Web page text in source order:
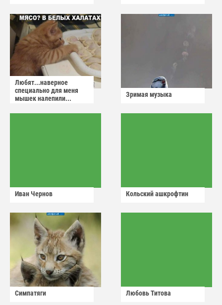
Любят...наверное
специально для меня
мышек налепили...
Зримая музыка
Иван Чернов Кольский ашкрофтин
Симпатяги Любовь Титова